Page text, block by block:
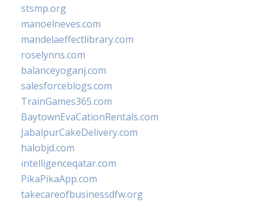
stsmp.org
manoelneves.com
mandelaeffectlibrary.com
roselynns.com
balanceyoganj.com
salesforceblogs.com
TrainGames365.com
BaytownEvaCationRentals.com
JabalpurCakeDelivery.com
halobjd.com
intelligenceqatar.com
PikaPikaApp.com
takecareofbusinessdfw.org